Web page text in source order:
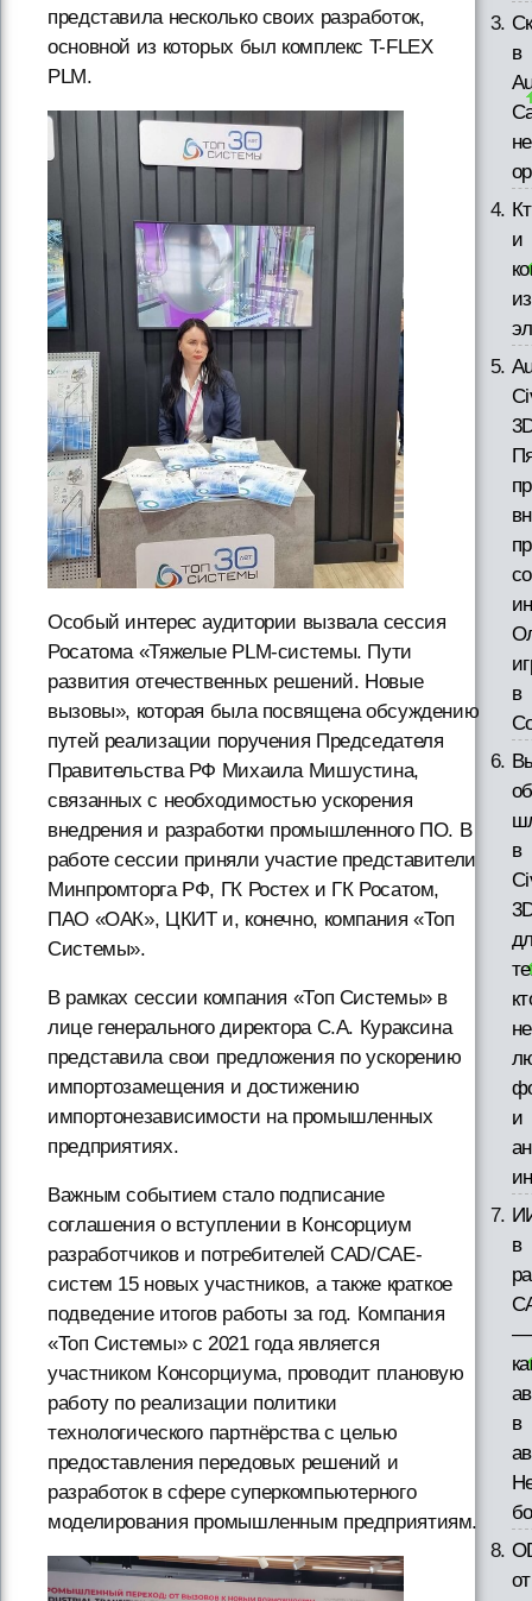
представила несколько своих разработок,
основной из которых был комплекс T-FLEX
PLM.
Особый интерес аудитории вызвала сессия
Росатома «Тяжелые PLM-системы. Пути
развития отечественных решений. Новые
вызовы», которая была посвящена обсуждению
путей реализации поручения Председателя
Правительства РФ Михаила Мишустина,
связанных с необходимостью ускорения
внедрения и разработки промышленного ПО. В
работе сессии приняли участие представители
Минпромторга РФ, ГК Ростех и ГК Росатом,
ПАО «ОАК», ЦКИТ и, конечно, компания «Топ
Системы».
В рамках сессии компания «Топ Системы» в
лице генерального директора С.А. Кураксина
представила свои предложения по ускорению
импортозамещения и достижению
импортонезависимости на промышленных
предприятиях.
Важным событием стало подписание
соглашения о вступлении в Консорциум
разработчиков и потребителей CAD/CAE-
систем 15 новых участников, а также краткое
подведение итогов работы за год. Компания
«Топ Системы» с 2021 года является
участником Консорциума, проводит плановую
работу по реализации политики
технологического партнёрства с целью
предоставления передовых решений и
разработок в сфере суперкомпьютерного
моделирования промышленным предприятиям.
в
и
в
в
не
и
в
—
в